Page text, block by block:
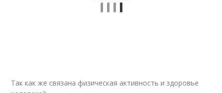
Так как же связана физическая активность и здоровье